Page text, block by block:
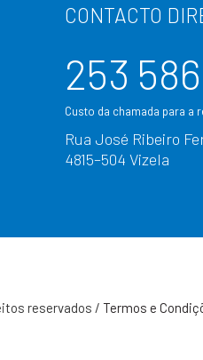
CONTACTO
253
Custo da chamada para a
Rua José Ribeiro
4815–504 Vizela
reservados / Termos e